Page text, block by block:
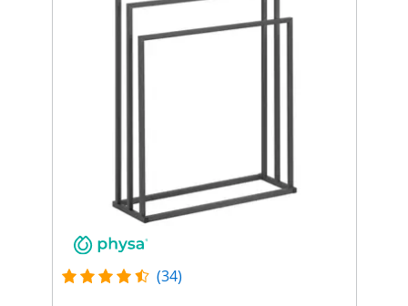
(34)